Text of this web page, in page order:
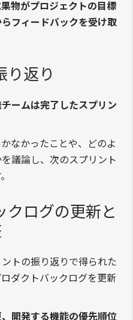
物がプロジェクトの目標
フィードバックを受け取
返り
チームは完了したスプリン
なかったことや、どのよ
議論し、次のスプリント
ログの更新と
トの振り返りで得られた
ダクトバックログを更新
開発する機能の優先順位